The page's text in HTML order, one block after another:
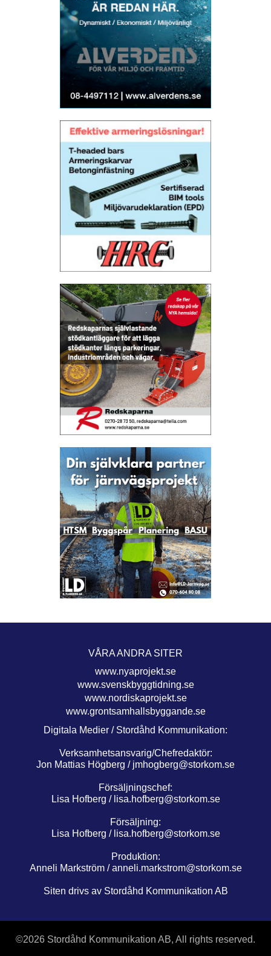
VÅRA ANDRA SITER
www.nyaprojekt.se
www.svenskbyggtidning.se
www.nordiskaprojekt.se
www.grontsamhallsbyggande.se
Digitala Medier / Stordåhd Kommunikation:
Verksamhetsansvarig/Chefredaktör:
Jon Mattias Högberg / jmhogberg@storkom.se
Försäljningschef:
Lisa Hofberg / lisa.hofberg@storkom.se
Försäljning:
Lisa Hofberg / lisa.hofberg@storkom.se
Produktion:
Anneli Markström /anneli.markstrom@storkom.se
Siten drivs av Stordåhd Kommunikation AB
©2026 Stordåhd Kommunikation AB, All rights reserved.